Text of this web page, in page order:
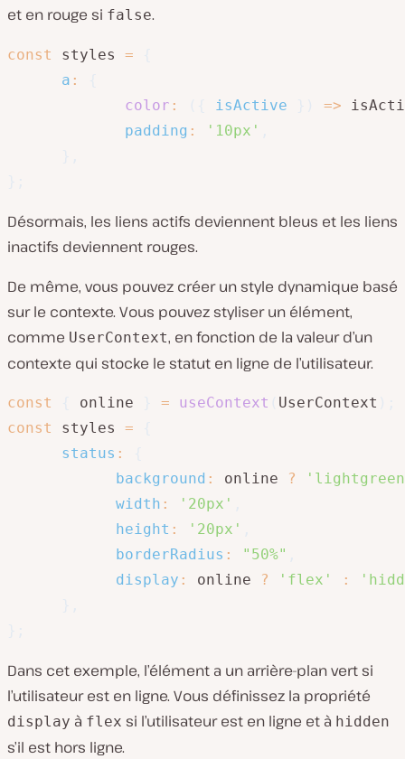
et en rouge si false.
const styles =
a :
color : isActive =>
padding : '10px'
Désormais, les liens actifs deviennent bleus et les liens
inactifs deviennent rouges.
De même, vous pouvez créer un style dynamique basé
sur le contexte. Vous pouvez styliser un élément,
comme UserContext, en fonction de la valeur d’un
contexte qui stocke le statut en ligne de l’utilisateur.
const online = useContext UserContext
const
styles =
status :
background : online ?
width : '20px'
height : '20px'
borderRadius : "50%"
display : online ? 'flex' :
Dans cet exemple, l’élément a un arrière-plan vert si
l’utilisateur est en ligne. Vous définissez la propriété
display à flex si l’utilisateur est en ligne et à hidden
s’il est hors ligne.